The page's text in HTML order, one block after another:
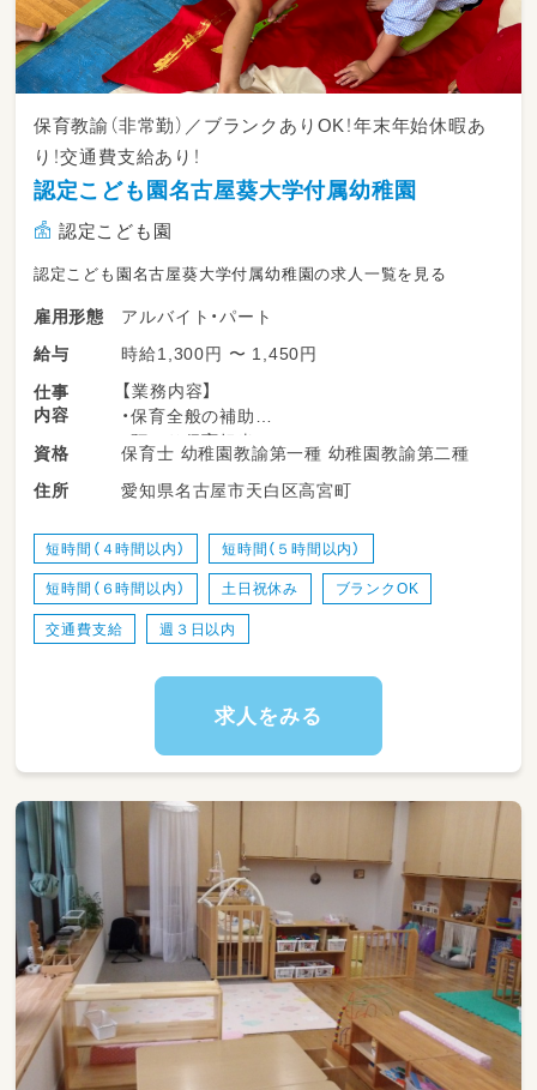
保育教諭（非常勤）／ブランクありOK！年末年始休暇あ
り！交通費支給あり！
認定こども園名古屋葵大学付属幼稚園
認定こども園
認定こども園名古屋葵大学付属幼稚園の求人一覧を見る
雇用形態
アルバイト・パート
給与
時給1,300円 〜 1,450円
仕事
内容
【業務内容】
・保育全般の補助
・預かり保育担当
＊当事業所の魅力は「雰囲気の良さ」！見学はお
＊ブランクがあっても大丈夫！これまでの経験
を生かして活躍してみませんか？
＊交通費支給あり！通勤にかかるお金をサポー
トします♪
くれる環境。お仕事の質問もしやすい職場で
＊職場の男女比：ほぼ女性職員の職場です。
た時には気軽に相談できます。
＊頼りになる先輩社員多数！現場の状況にあわ
せて「ずっと活かせる知識」を学び続けられる環
境です★
資格
保育士 幼稚園教諭第一種 幼稚園教諭第二種
住所
愛知県名古屋市天白区高宮町
短時間（４時間以内） 短時間（５時間以内）
短時間（６時間以内） 土日祝休み ブランクOK
交通費支給 週３日以内
求人をみる